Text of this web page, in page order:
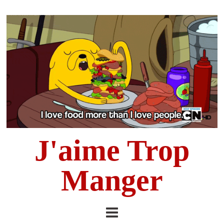
J'aime Trop
Manger